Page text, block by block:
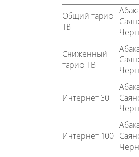
Общий тариф
ТВ
Сниженный
тариф ТВ
Интернет 30
Интернет 100